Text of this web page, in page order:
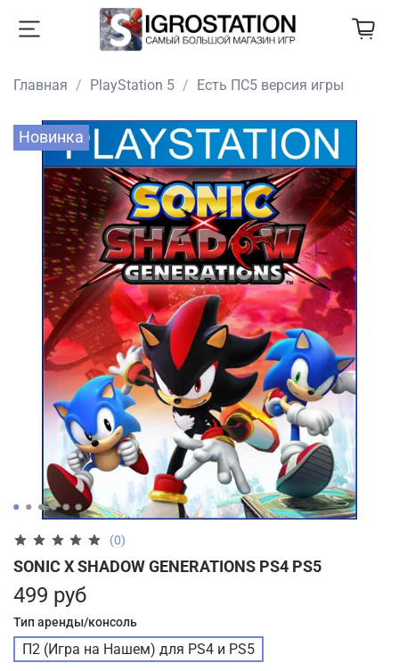
Главная PlayStation 5 Есть ПС5 версия игры
Новинка
(0)
SONIC X SHADOW GENERATIONS PS4 PS5
499 руб
Тип аренды/консоль
П2 (Игра на Нашем) для PS4 и PS5